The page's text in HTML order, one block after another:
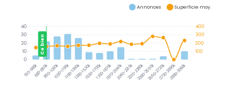
510-680k680-850k850-1020k1020-1190k1190-1360k1360-1530k1530-1700k1700-1870k1870-2040k2040-2210k2210-2380k2380-2550k2550-2720k2720-2890k2890-3060k
Ce bien
400
300
200
100
40
30
20
10
0
Annonces Superficie moy.